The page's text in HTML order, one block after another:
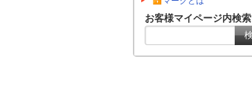
お客様マイページ内検索